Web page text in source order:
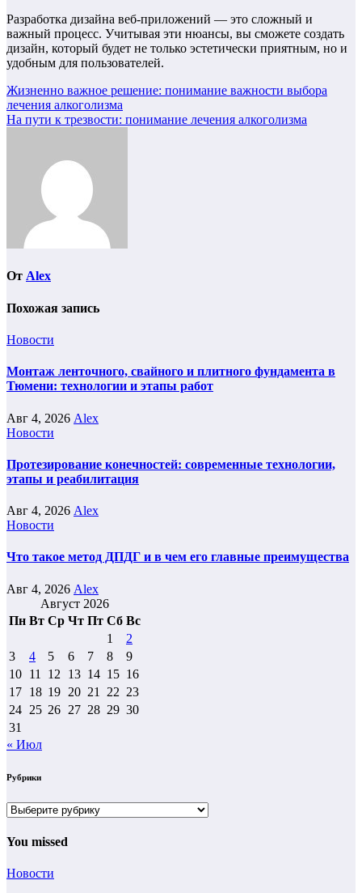
Разработка дизайна веб-приложений — это сложный и
важный процесс. Учитывая эти нюансы, вы сможете создать
дизайн, который будет не только эстетически приятным, но и
удобным для пользователей.
Навигация
по
Жизненно важное решение: понимание важности выбора
лечения алкоголизма
На пути к трезвости: понимание лечения алкоголизма
От Alex
Похожая запись
Новости
Монтаж ленточного, свайного и плитного фундамента в
Тюмени: технологии и этапы работ
Авг 4, 2026 Alex
Новости
Протезирование конечностей: современные технологии,
этапы и реабилитация
Авг 4, 2026 Alex
Новости
Что такое метод ДПДГ и в чем его главные преимущества
Авг 4, 2026 Alex
Август 2026
Пн Вт Ср Чт Пт Сб Вс
1
2
3
4 5 6 7 8
9
10 11 12 13 14 15 16
17 18 19 20 21 22 23
24 25 26 27 28 29 30
31
« Июл
Рубрики
Рубрики
You missed
Новости